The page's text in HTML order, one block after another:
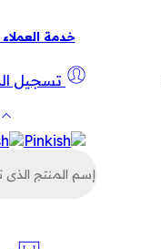
خدمة العملاء
تسجيل
عن